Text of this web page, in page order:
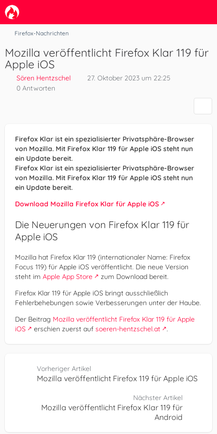
Firefox-Nachrichten
Mozilla veröffentlicht Firefox Klar 119 für
Apple iOS
Sören Hentzschel
27. Oktober 2023 um 22:25
0 Antworten
Firefox Klar ist ein spezialisierter Privatsphäre-Browser
von Mozilla. Mit Firefox Klar 119 für Apple iOS steht nun
ein Update bereit.
Firefox Klar ist ein spezialisierter Privatsphäre-Browser
von Mozilla. Mit Firefox Klar 119 für Apple iOS steht nun
ein Update bereit.
Download Mozilla Firefox Klar für Apple iOS
Die Neuerungen von Firefox Klar 119 für
Apple iOS
Mozilla hat Firefox Klar 119 (internationaler Name: Firefox
Focus 119) für Apple iOS veröffentlicht. Die neue Version
steht im Apple App Store
zum Download bereit.
Firefox Klar 119 für Apple iOS bringt ausschließlich
Fehlerbehebungen sowie Verbesserungen unter der Haube.
Der Beitrag Mozilla veröffentlicht Firefox Klar 119 für Apple
iOS
erschien zuerst auf soeren-hentzschel.at .
Vorheriger Artikel
Mozilla veröffentlicht Firefox 119 für Apple iOS
Nächster Artikel
Mozilla veröffentlicht Firefox Klar 119 für
Android